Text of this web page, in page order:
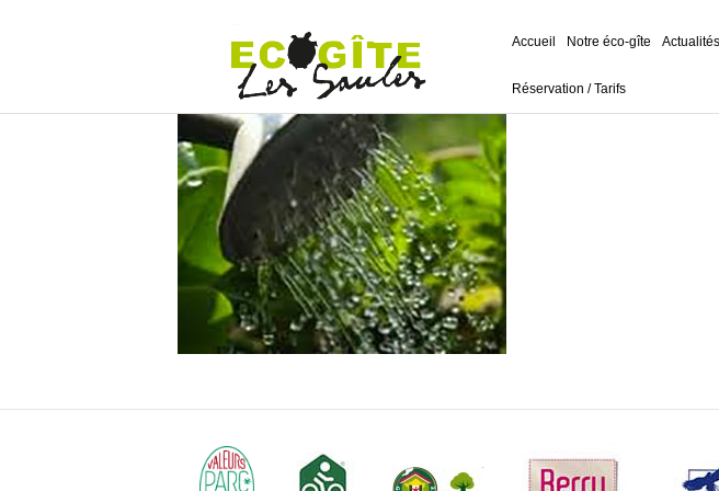
Accueil
Notre éco-gîte Actualités
Réservation / Tarifs